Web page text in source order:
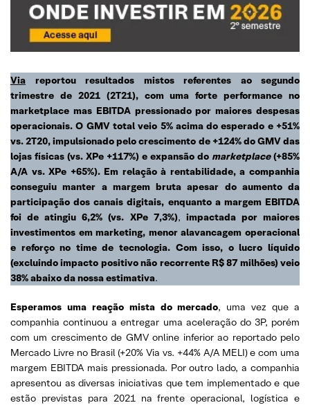
Via reportou resultados mistos referentes ao segundo
trimestre de 2021 (2T21), com uma forte performance no
marketplace mas EBITDA pressionado por maiores despesas
operacionais. O GMV total veio 5% acima do esperado e +51%
vs. 2T20, impulsionado pelo crescimento de +124% do GMV das
lojas físicas (vs. XPe +117%) e expansão do marketplace(+85%
A/A vs. XPe +65%). Em relação à rentabilidade, a companhia
conseguiu manter a margem bruta apesar do aumento da
participação dos canais digitais, enquanto a margem EBITDA
foi deatingiu6,2% (vs. XPe 7,3%), impactada por maiores
investimentos em marketing, menor alavancagem operacional
e reforço no time de tecnologia. Com isso, o lucro líquido
(excluindo impacto positivo não recorrente R$ 87 milhões) veio
38% abaixo da nossa estimativa.
Esperamos uma reação mista do mercado, uma vez que a
companhia continuou a entregar uma aceleração do 3P, porém
com um crescimento de GMV online inferior ao reportado pelo
Mercado Livre no Brasil (+20% Via vs. +44% A/A MELI) e com uma
margem EBITDA mais pressionada. Por outro lado, a companhia
apresentou as diversas iniciativas que tem implementado e que
estão previstas para 2021 na frente operacional, logística e